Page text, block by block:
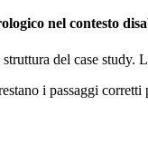
nel contesto
del case
i passaggi corretti